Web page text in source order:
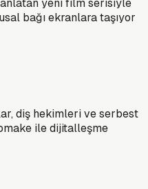
anlatan yeni film serisiyle
bağı ekranlara taşıyor
diş hekimleri ve serbest
ile dijitalleşme